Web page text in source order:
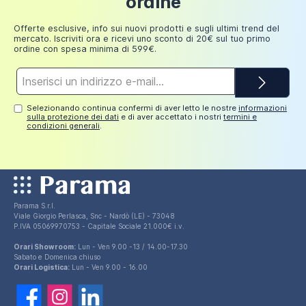
Ricordiamo che la coppia di sanitari è
composta da: wc, bidet e sedile copri-wc. E'
incluso il kit per il fissaggio a muro male
staffe (cod. prod. AI99FIX001) sono da
acquistare separatamente. Potete trovare
l'articolo nei prodotti correlati presenti in
fondo alla pagina.
euro
Aggiungi al carrello
Offerte esclusive, info sui nuovi prodotti e sugli ultimi trend del
mercato. Iscriviti ora e ricevi uno sconto di 20€ sul tuo primo
ordine con spesa minima di 599€.
e-
Selezionando continua confermi di aver letto le nostreinformazioni
sulla protezione dei dati e di aver accettato i nostritermini e
condizioni generali.
Parama S.r.l.
Viale Giorgio Perlasca, Snc - Nardò (LE) - 73048
P.IVA 05069970753 - Capitale Sociale 21.000€ i.v.
Orari Showroom: Lun - Ven 9.00 -13 / 14.00-17.30
Sabato e Domenica chiuso
Orari Logistica: Lun - Ven 9.00 - 16.00